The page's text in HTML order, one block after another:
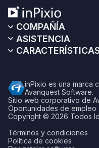
COMPAÑÍA
ASISTENCIA
inPixio es una marca
Avanquest Software.
Sitio web corporativo de
Oportunidades de empleo
Copyright © 2026 Todos
Términos y condiciones
Política de cookies